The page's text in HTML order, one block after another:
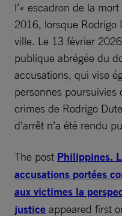
l’« escadron de la
2016, lorsque Rodrigo
ville. Le 13 février
publique abrégée du
accusations, qui vise
personnes
crimes de Rodrigo
d’arrêt n’a été rendu
The post Philippines.
accusations portées
aux victimes la
justice appeared first